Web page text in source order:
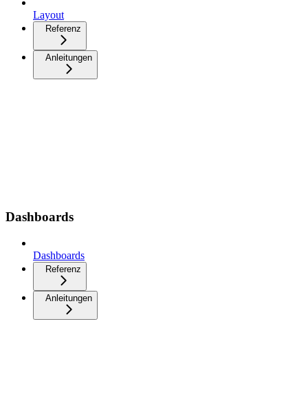
Layout
Referenz
Anleitungen
Dashboards
Dashboards
Referenz
Anleitungen